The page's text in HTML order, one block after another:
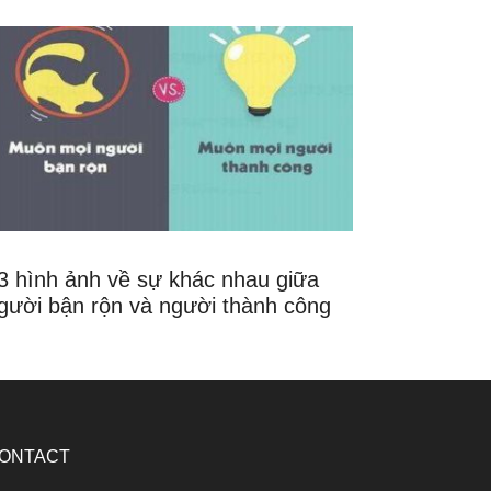
hình ảnh về sự khác nhau giữa
bận rộn và người thành công